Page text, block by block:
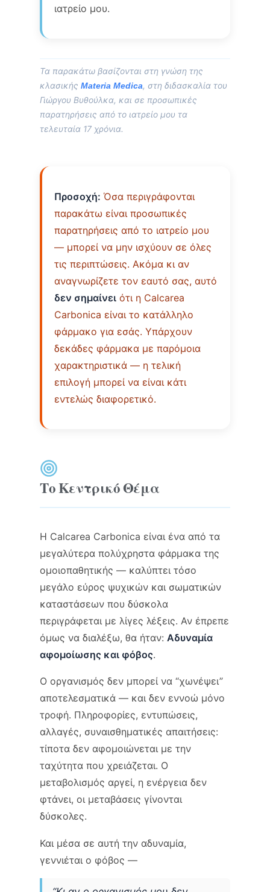
ιατρείο μου.
Τα παρακάτω βασίζονται στη γνώση της
κλασικήςMateria Medica, στη διδασκαλία του
Γιώργου Βυθούλκα, και σε προσωπικές
παρατηρήσεις από το ιατρείο μου τα
τελευταία 17 χρόνια.
Προσοχή: Όσα περιγράφονται
παρακάτω είναι προσωπικές
παρατηρήσεις από το ιατρείο μου
— μπορεί να μην ισχύουν σε όλες
τις περιπτώσεις. Ακόμα κι αν
αναγνωρίζετε τον εαυτό σας, αυτό
δεν σημαίνει ότι η Calcarea
Carbonica είναι το κατάλληλο
φάρμακο για εσάς. Υπάρχουν
δεκάδες φάρμακα με παρόμοια
χαρακτηριστικά — η τελική
επιλογή μπορεί να είναι κάτι
εντελώς διαφορετικό.
Το Κεντρικό Θέμα
Η Calcarea Carbonica είναι ένα από τα
μεγαλύτερα πολύχρηστα φάρμακα της
ομοιοπαθητικής — καλύπτει τόσο
μεγάλο εύρος ψυχικών και σωματικών
καταστάσεων που δύσκολα
περιγράφεται με λίγες λέξεις. Αν έπρεπε
όμως να διαλέξω, θα ήταν: Αδυναμία
αφομοίωσης και φόβος.
Ο οργανισμός δεν μπορεί να “χωνέψει”
αποτελεσματικά — και δεν εννοώ μόνο
τροφή. Πληροφορίες, εντυπώσεις,
αλλαγές, συναισθηματικές απαιτήσεις:
τίποτα δεν αφομοιώνεται με την
ταχύτητα που χρειάζεται. Ο
μεταβολισμός αργεί, η ενέργεια δεν
φτάνει, οι μεταβάσεις γίνονται
δύσκολες.
Και μέσα σε αυτή την αδυναμία,
γεννιέται ο φόβος —